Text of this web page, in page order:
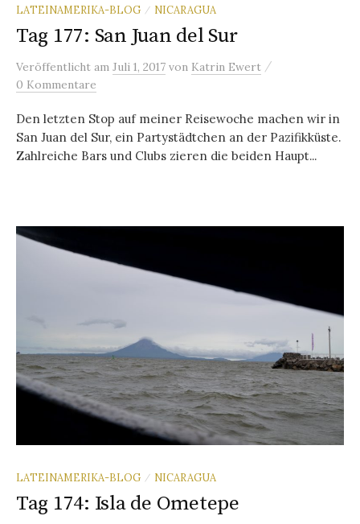
LATEINAMERIKA-BLOG / NICARAGUA
Tag 177: San Juan del Sur
Veröffentlicht am Juli 1, 2017 von Katrin Ewert /
0 Kommentare
Den letzten Stop auf meiner Reisewoche machen wir in
San Juan del Sur, ein Partystädtchen an der Pazifikküste.
Zahlreiche Bars und Clubs zieren die beiden Haupt...
LATEINAMERIKA-BLOG / NICARAGUA
Tag 174: Isla de Ometepe